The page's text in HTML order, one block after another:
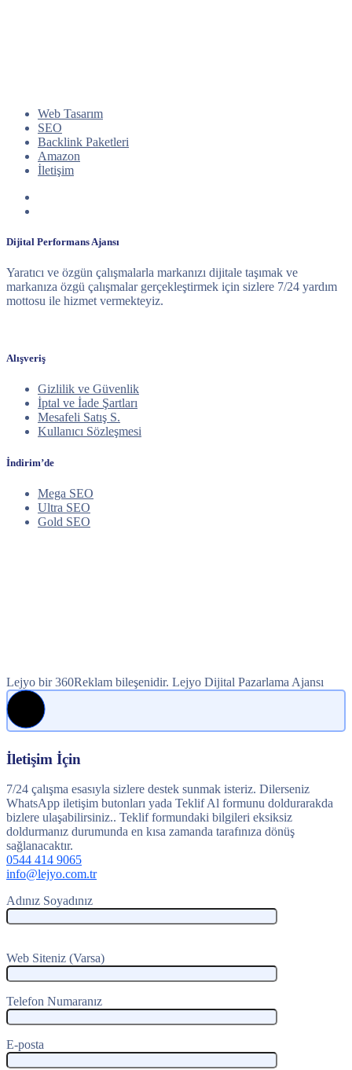
Web Tasarım
SEO
Backlink Paketleri
Amazon
İletişim
Dijital Performans Ajansı
Yaratıcı ve özgün çalışmalarla markanızı dijitale taşımak ve
markanıza özgü çalışmalar gerçekleştirmek için sizlere 7/24 yardım
mottosu ile hizmet vermekteyiz.
Alışveriş
Gizlilik ve Güvenlik
İptal ve İade Şartları
Mesafeli Satış S.
Kullanıcı Sözleşmesi
İndirim’de
Mega SEO
Ultra SEO
Gold SEO
Lejyo bir 360Reklam bileşenidir. Lejyo Dijital Pazarlama Ajansı
İletişim İçin
7/24 çalışma esasıyla sizlere destek sunmak isteriz. Dilerseniz
WhatsApp iletişim butonları yada Teklif Al formunu doldurarakda
bizlere ulaşabilirsiniz.. Teklif formundaki bilgileri eksiksiz
doldurmanız durumunda en kısa zamanda tarafınıza dönüş
sağlanacaktır.
0544 414 9065
info@lejyo.com.tr
Adınız Soyadınız
Web Siteniz (Varsa)
Telefon Numaranız
E-posta